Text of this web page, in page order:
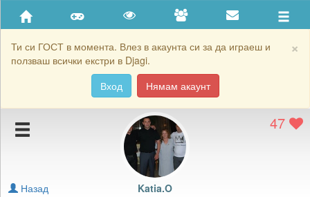
×
Ти си ГОСТ в момента. Влез в акаунта си за да играеш и
ползваш всички екстри в Djagi.
Вход
Нямам акаунт
Приятели
Хронология на игри
Подаръците на Katia.O
Картичките на Katia.O
Блокирай Katia.O
47
Katia.O
Назад